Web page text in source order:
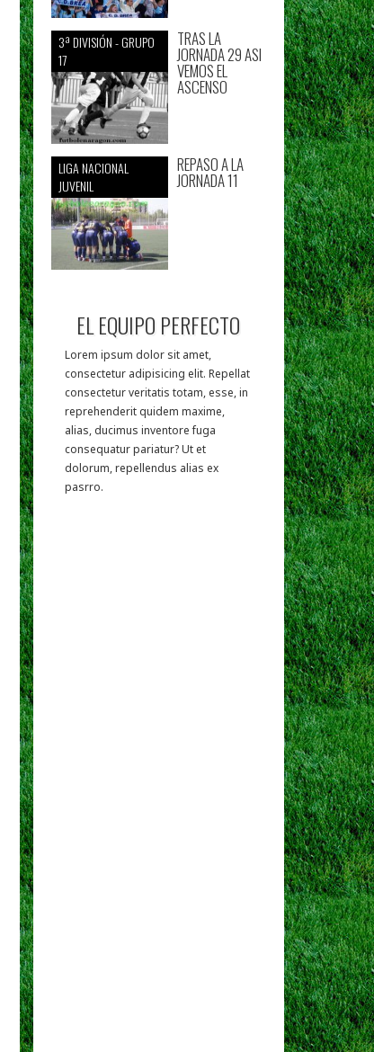
3ª DIVISIÓN - GRUPO
17
TRAS LA
JORNADA 29 ASI
VEMOS EL
ASCENSO
LIGA NACIONAL
JUVENIL
REPASO A LA
JORNADA 11
EL EQUIPO PERFECTO
Lorem ipsum dolor sit amet,
consectetur adipisicing elit. Repellat
consectetur veritatis totam, esse, in
reprehenderit quidem maxime,
alias, ducimus inventore fuga
consequatur pariatur? Ut et
dolorum, repellendus alias ex
pasrro.